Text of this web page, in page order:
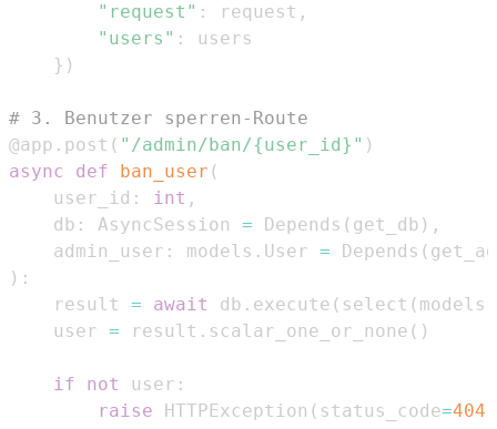
"request" : request ,
"users" :
} )
# 3. Benutzer sperren-Route
@app . post ( "/admin/ban/{user_id}" )
async
def ban_user (
    user_id
: int ,
    db
: AsyncSession = Depends ( get_db ) ,
    admin_user
: models . User = Depends (
) :
    result
= await db . execute ( select ( models
    user
= result . scalar_one_or_none ( )
if not user :
raise HTTPException ( status_code=404